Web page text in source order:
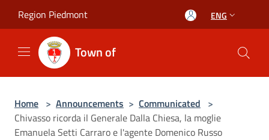
Region Piedmont ENG
Town of
Home > Announcements > Communicated >
Chivasso ricorda il Generale Dalla Chiesa, la moglie
Emanuela Setti Carraro e l'agente Domenico Russo